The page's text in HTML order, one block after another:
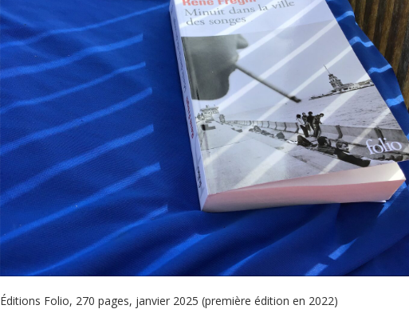
Éditions Folio, 270 pages, janvier 2025 (première édition en 2022)